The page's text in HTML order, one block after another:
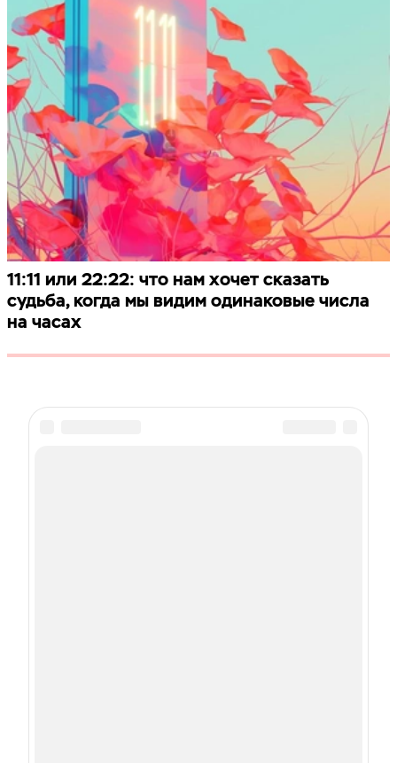
11:11 или 22:22: что нам хочет сказать
судьба, когда мы видим одинаковые числа
на часах